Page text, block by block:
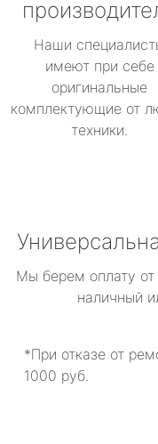
Наши
имеют при себе
оригинальные
комплектующие от
техники.
Мы берем оплату
наличный
*При отказе от
1000 руб.